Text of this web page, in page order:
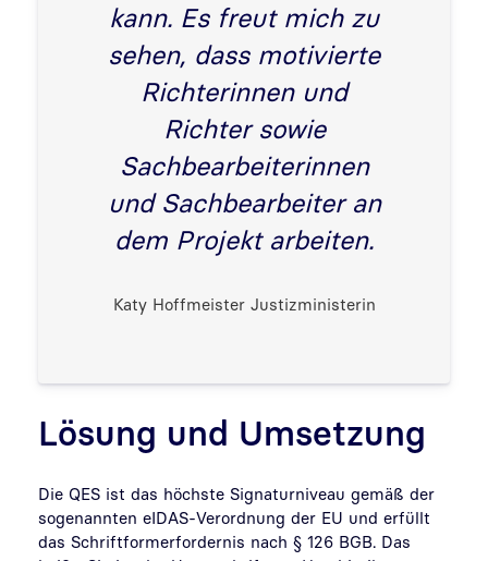
kann. Es freut mich zu
sehen, dass motivierte
Richterinnen und
Richter sowie
Sachbearbeiterinnen
und Sachbearbeiter an
dem Projekt arbeiten.
Katy Hoffmeister Justizministerin
Lösung und Umsetzung
Die QES ist das höchste Signaturniveau gemäß der
sogenannten eIDAS-Verordnung der EU und erfüllt
das Schriftformerfordernis nach § 126 BGB. Das